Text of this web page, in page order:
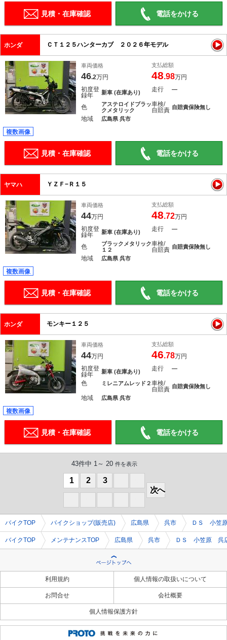
見積・在庫確認 電話をかける
ホンダ ＣＴ１２５ハンターカブ ２０２６年モデル
車両価格
46.2万円
支払総額
48.98万円
初度登
録年
新車 (在庫あり) 走行 ―
色
アステロイドブラッ
クメタリック
車検/
自賠責 自賠責保険無し
地域 広島県 呉市
複数画像
見積・在庫確認 電話をかける
ヤマハ ＹＺＦ−Ｒ１５
車両価格
44万円
支払総額
48.72万円
初度登
録年
新車 (在庫あり) 走行 ―
色
ブラックメタリック
１２
車検/
自賠責 自賠責保険無し
地域 広島県 呉市
複数画像
見積・在庫確認 電話をかける
ホンダ モンキー１２５
車両価格
44万円
支払総額
46.78万円
初度登
録年
新車 (在庫あり) 走行 ―
色 ミレニアムレッド２車検/
自賠責 自賠責保険無し
地域 広島県 呉市
複数画像
見積・在庫確認 電話をかける
43件中 1～ 20 件を表示
1 2 3
次へ
バイクTOP バイクショップ(販売店) 広島県 呉市 ＤＳ 小笠
バイクTOP メンテナンスTOP 広島県 呉市 ＤＳ 小笠原 呉
利用規約 個人情報の取扱いについて
お問合せ 会社概要
個人情報保護方針